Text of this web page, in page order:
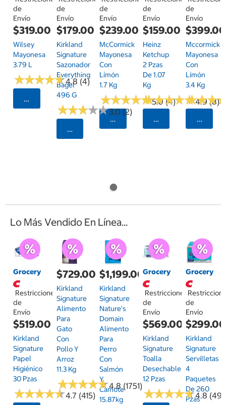
de
Envío
$319.00
Wilsey
Mayonesa
3.79 L
★★★★★
★★★★★4.8 (4)
Seleccionar Código Postal
de
Envío
$179.00
Kirkland
Signature
Sazonador
Everything
Bagel
496 G
★★★★★
★★★★★3.0 (2)
Seleccionar Código Postal
de
Envío
$239.00
McCormick
Mayonesa
Con
Límón
1.7 Kg
★★★★★
★★★★★5.0 (4)
Seleccionar Código Postal
de
Envío
$159.00
Heinz
Ketchup
2 Pzas
De 1.07
Kg
★★★★★
★★★★★4.9 (8)
Seleccionar
de
Envío
$399.00
Mccormick
Mayonesa
Con
Límón
3.4 Kg
★★★
★★★
Lo Más Vendido En Línea...
Grocery
Restricciones
de
Envío
$519.00
Kirkland
Signature
Papel
Higiénico
30 Pzas
★★★★★
★★★★★4.7 (415)
$729.00
Kirkland
Signature
Alimento
Para
Gato
Con
Pollo Y
Arroz
11.3 Kg
★★★★★
★★★★★4.8 (1751)
$1,199.00
Kirkland
Signature
Nature's
Domain
Alimento
Para
Perro
Con
Salmón
Y
Camote
15.87kg
Grocery
Restricciones
de
Envío
$569.00
Kirkland
Signature
Toalla
Desechable
12 Pzas
★★★★★
★★★★★4.8
Grocery
de
Envío
$299.00
Kirkland
Signature
Servilletas
4
Paquetes
De 260
Pzas